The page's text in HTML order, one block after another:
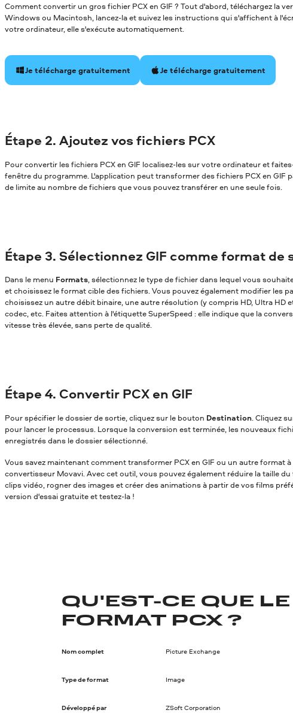
Comment convertir un gros fichier PCX en GIF ? Tout d'abord, téléchargez la
Windows ou Macintosh, lancez-la et suivez les instructions qui s'affichent à
votre ordinateur, elle s'exécute automatiquement.
Je télécharge gratuitement Je télécharge gratuitement
Étape 2. Ajoutez vos fichiers PCX
Pour convertir les fichiers PCX en GIF localisez-les sur votre ordinateur et
fenêtre du programme. L'application peut transformer des fichiers PCX en GIF
de limite au nombre de fichiers que vous pouvez transférer en une seule fois.
Étape 3. Sélectionnez GIF comme format de
Dans le menu Formats, sélectionnez le type de fichier dans lequel vous
et choisissez le format cible des fichiers. Vous pouvez également modifier les
choisissez un autre débit binaire, une autre résolution (y compris HD, Ultra HD
codec, etc. Faites attention à l'étiquette SuperSpeed : elle indique que la
vitesse très élevée, sans perte de qualité.
Étape 4. Convertir PCX en GIF
Pour spécifier le dossier de sortie, cliquez sur le bouton Destination. Cliquez
pour lancer le processus. Lorsque la conversion est terminée, les nouveaux
enregistrés dans le dossier sélectionné.
Vous savez maintenant comment transformer PCX en GIF ou un autre format à
convertisseur Movavi. Avec cet outil, vous pouvez également réduire la taille
clips vidéo, rogner des images et créer des animations à partir de vos films
version d'essai gratuite et testez-la !
QU'EST-CE QUE LE
FORMAT PCX ?
Nom complet Picture Exchange
Type de format Image
Développé par ZSoft Corporation